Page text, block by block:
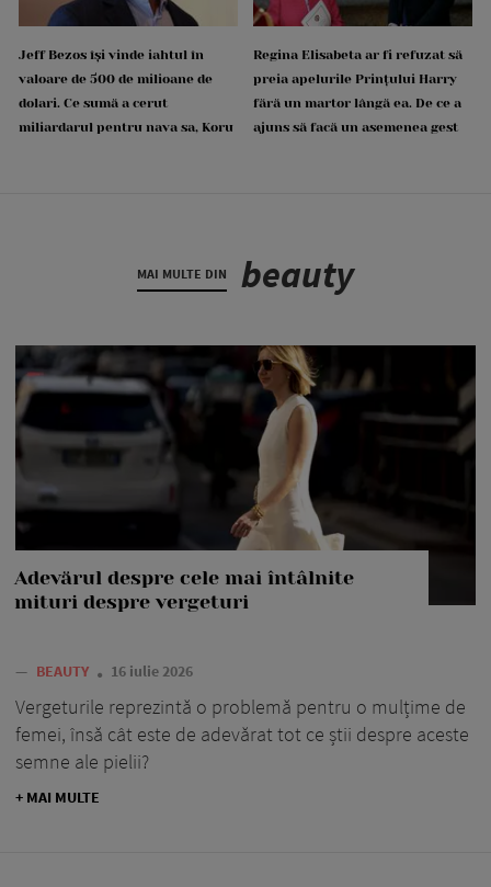
Jeff Bezos își vinde iahtul în
valoare de 500 de milioane de
dolari. Ce sumă a cerut
miliardarul pentru nava sa, Koru
Regina Elisabeta ar fi refuzat să
preia apelurile Prințului Harry
fără un martor lângă ea. De ce a
ajuns să facă un asemenea gest
MAI MULTE DIN beauty
Adevărul despre cele mai întâlnite
mituri despre vergeturi
— BEAUTY 16 iulie 2026
Vergeturile reprezintă o problemă pentru o mulțime de
femei, însă cât este de adevărat tot ce știi despre aceste
semne ale pielii?
+ MAI MULTE